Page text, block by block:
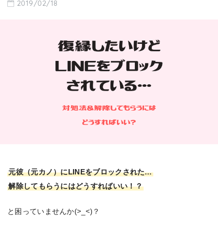
2019/02/18
元彼（元カノ）にLINEをブロックされた…
解除してもらうにはどうすればいい！？
と困っていませんか(>_<)？